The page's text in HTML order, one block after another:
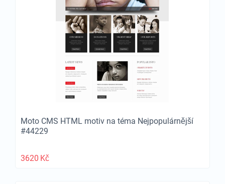
Moto CMS HTML motiv na téma Nejpopulárnější
#44229
3620 Kč